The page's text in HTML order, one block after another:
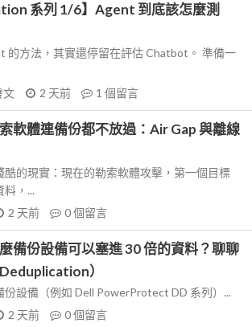
系列 1/6】Agent 到底該怎麼測
的方法，其實還停留在評估 Chatbot。 準備一
文 2 天前 1 個留言
軟體連備份都不放過：Air Gap 與離線
酷的現實：現在的勒索軟體攻擊，第一個目標
，...
2 天前 0個留言
備份設備可以塞進 30 倍的資料？聊聊
）
設備（例如 Dell PowerProtect DD 系列）...
2 天前 0個留言